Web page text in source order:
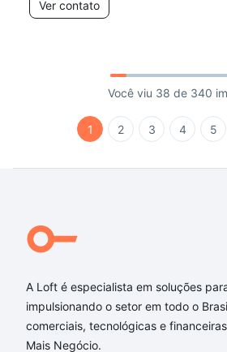
Ver contato
Você viu 38 de 340
1 2 3 4 5
A Loft é especialista em soluções
impulsionando o setor em todo o
comerciais, tecnológicas e
Mais Negócio.